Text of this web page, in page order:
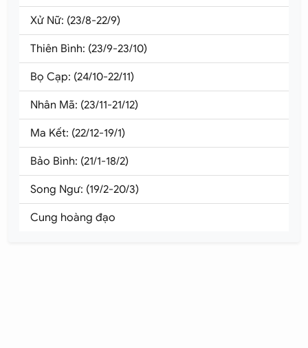
Xử Nữ: (23/8-22/9)
Thiên Bình: (23/9-23/10)
Bọ Cạp: (24/10-22/11)
Nhân Mã: (23/11-21/12)
Ma Kết: (22/12-19/1)
Bảo Bình: (21/1-18/2)
Song Ngư: (19/2-20/3)
Cung hoàng đạo